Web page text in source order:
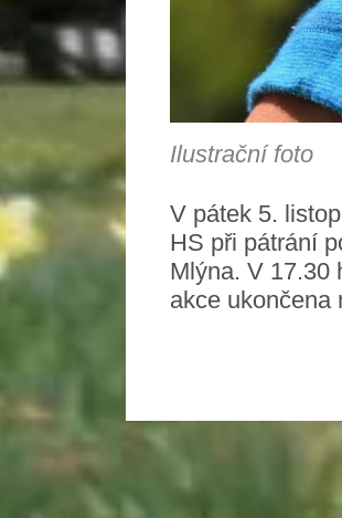
Ilustrační foto
V pátek 5.
HS při pátrání
Mlýna. V 17.30
akce ukončena